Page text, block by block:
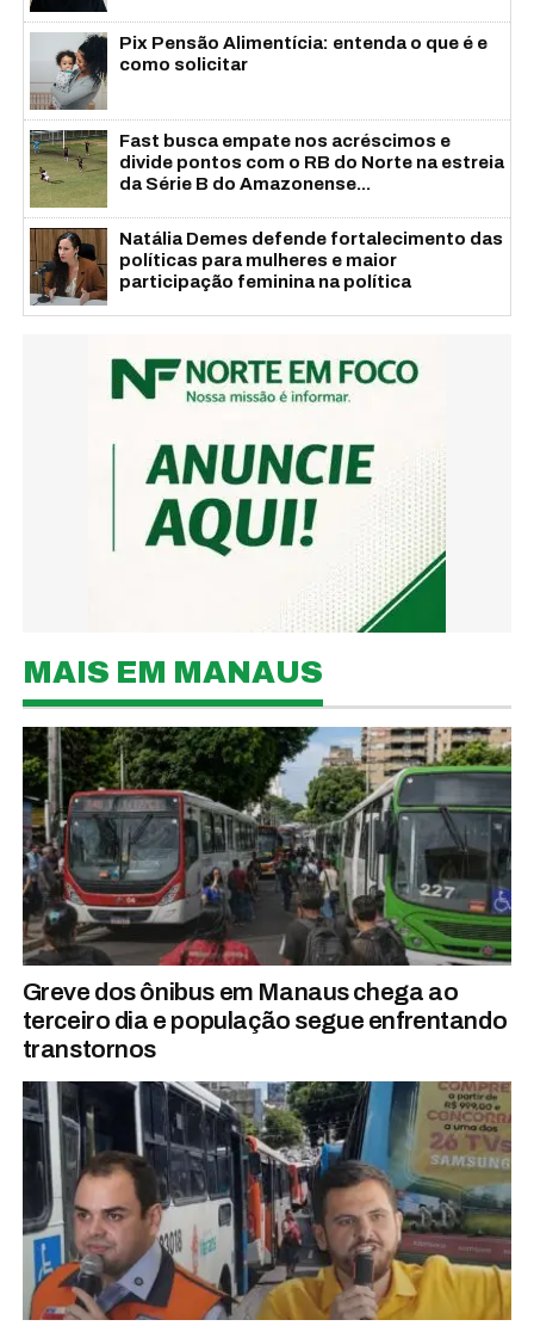
Pix Pensão Alimentícia: entenda o que é e
como solicitar
Fast busca empate nos acréscimos e
divide pontos com o RB do Norte na estreia
da Série B do Amazonense...
Natália Demes defende fortalecimento das
políticas para mulheres e maior
participação feminina na política
MAIS EM MANAUS
Greve dos ônibus em Manaus chega ao
terceiro dia e população segue enfrentando
transtornos